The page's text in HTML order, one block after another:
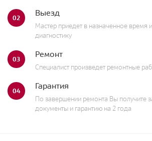
02 Выезд
Мастер приедет в назначенное время
диагностику
03 Ремонт
Специалист произведет ремонтные
04 Гарантия
По завершении ремонта Вы получите
документы и гарантию на 2 года